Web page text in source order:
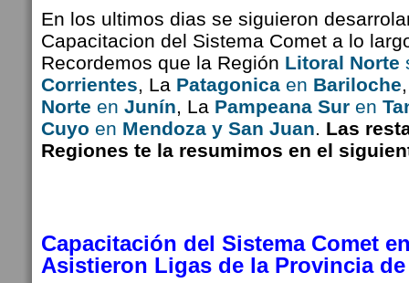
En los ultimos dias se siguieron
Capacitacion del Sistema Comet a lo
Recordemos que la Región Litoral Norte
Corrientes, La Patagonica en Bariloche
Norte en Junín, La Pampeana Sur en
Cuyo en Mendoza y San Juan. Las
Regiones te la resumimos en el
Capacitación del Sistema Comet
Asistieron Ligas de la Provincia de